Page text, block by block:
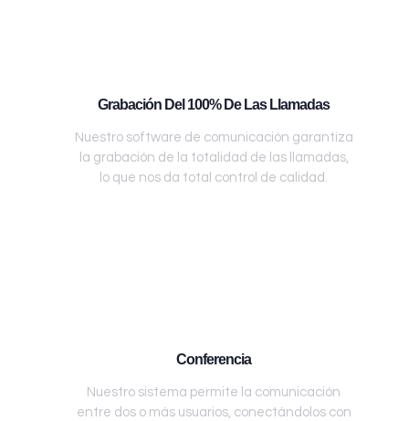
Grabación Del 100% De Las Llamadas
Nuestro software de comunicación garantiza
la grabación de la totalidad de las llamadas,
lo que nos da total control de calidad.
Conferencia
Nuestro sistema permite la comunicación
entre dos o más usuarios, conectándolos con